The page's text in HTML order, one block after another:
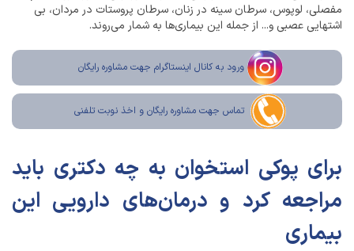
مفصلی، لوپوس، سرطان سینه در زنان، سرطان پروستات در مردان، بی
اشتهایی عصبی و... از جمله این بیماری‌ها به شمار می‌روند.
ورود به کانال اینستاگرام جهت مشاوره رایگان
تماس جهت مشاوره رايگان و اخذ نوبت تلفنی
برای پوکی استخوان به چه دکتری باید
مراجعه کرد و درمان‌‌های دارویی این
بیماری